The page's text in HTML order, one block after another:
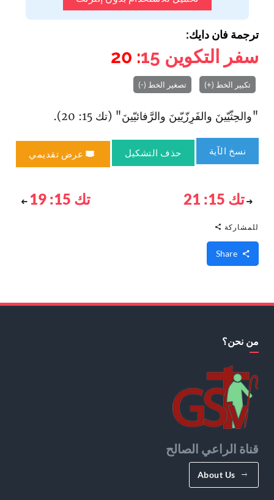
ترجمة فان دايك:
سفر التكوين 15
: 20
تكبير الخط (+) تصغير الخط (-)
"والحِثّيّينَ والفَرِزّيّينَ والرَّفائيّينَ" (تك 15: 20).
نسخ الآية حذف التشكيل عرض تقديمي
تك 15: 21 تك 15: 19
للمشاركة
من نحن؟
قناة الراعي الصالح
About Us